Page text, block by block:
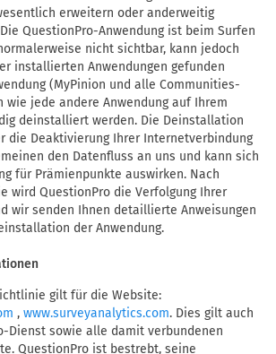
erweitern oder anderweitig
QuestionPro-Anwendung ist beim Surfen
nicht sichtbar, kann jedoch
installierten Anwendungen gefunden
(MyPinion und alle Communities-
wie jede andere Anwendung auf Ihrem
deinstalliert werden. Die Deinstallation
die Deaktivierung Ihrer Internetverbindung
den Datenfluss an uns und kann sich
für Prämienpunkte auswirken. Nach
wird QuestionPro die Verfolgung Ihrer
wir senden Ihnen detaillierte Anweisungen
der Anwendung.
gilt für die Website:
, www.surveyanalytics.com. Dies gilt auch
Dienst sowie alle damit verbundenen
QuestionPro ist bestrebt, seine